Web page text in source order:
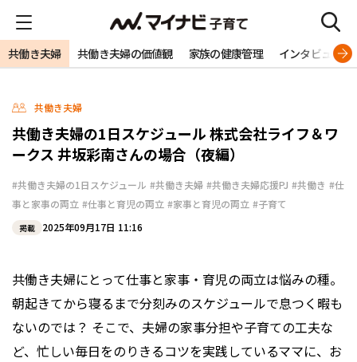
共働き夫婦 共働き夫婦の価値観 家族の健康管理 インタビュー
共働き夫婦
共働き夫婦の1日スケジュール 株式会社ライフ＆ワ
ークス 井坂彩南さんの場合（夜編）
#共働き夫婦の1日スケジュール #共働き夫婦 #共働き夫婦応援PJ #共働き #仕
事と家事の両立 #仕事と育児の両立 #家事と育児の両立 #子育て
掲載 2025年09月17日 11:16
共働き夫婦にとって仕事と家事・育児の両立は悩みの種。
朝起きてから寝るまで分刻みのスケジュールで息つく暇も
ないのでは？ そこで、夫婦の家事分担や子育ての工夫な
ど、忙しい毎日をのりきるコツを実践しているママに、お